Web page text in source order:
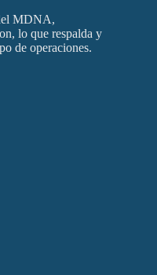
MDNA,
lo que respalda y
de operaciones.